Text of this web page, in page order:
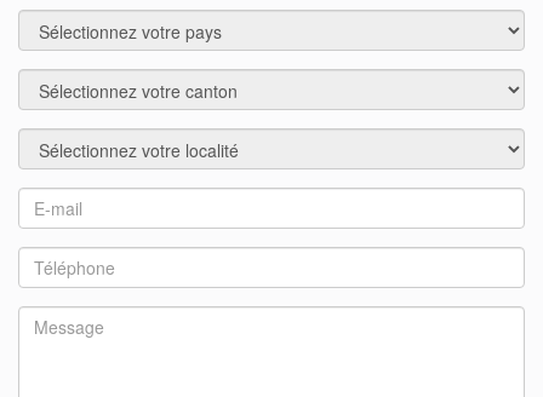
Pays
Région
Localité